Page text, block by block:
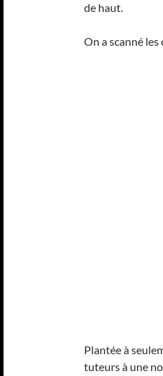
de haut.
On a scanné
Plantée à
tuteurs à une